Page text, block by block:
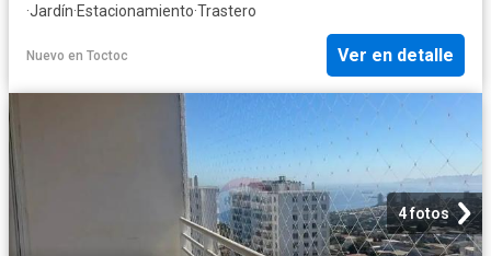
·Jardín·Estacionamiento·Trastero
Nuevo en Toctoc Ver en detalle
4 fotos